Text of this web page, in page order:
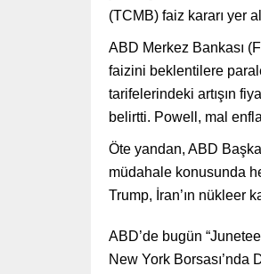
(TCMB) faiz kararı yer
ABD Merkez Bankası
faizini beklentilere
tarifelerindeki artışın
belirtti. Powell, mal
Öte yandan, ABD
müdahale konusunda
Trump, İran’ın nükleer
ABD’de bugün
New York